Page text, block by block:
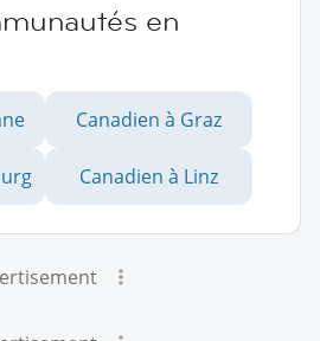
en
Canadien à Graz
Canadien à Linz